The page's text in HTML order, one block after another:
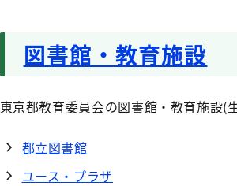
図書館・教育施設
東京都教育委員会の図書館・教育施設(
都立図書館
ユース・プラザ